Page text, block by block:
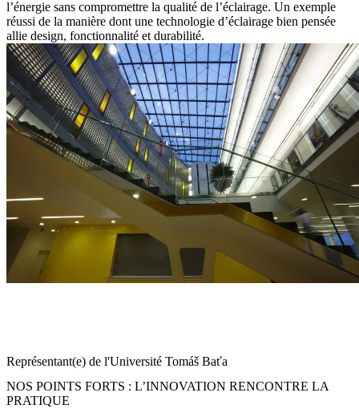
l’énergie sans compromettre la qualité de l’éclairage. Un exemple
réussi de la manière dont une technologie d’éclairage bien pensée
allie design, fonctionnalité et durabilité.
Représentant(e) de l'Université Tomáš Baťa
NOS POINTS FORTS : L’INNOVATION RENCONTRE LA
PRATIQUE